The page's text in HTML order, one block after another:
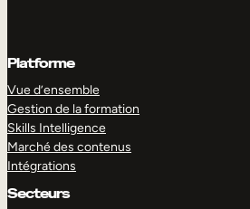
Platforme
Vue d’ensemble
Gestion de la formation
Skills Intelligence
Marché des contenus
Intégrations
Secteurs